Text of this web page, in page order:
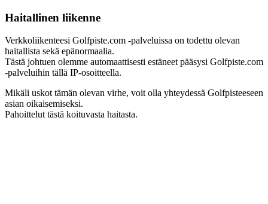
Haitallinen liikenne
Verkkoliikenteesi Golfpiste.com -palveluissa on todettu olevan
haitallista sekä epänormaalia.
Tästä johtuen olemme automaattisesti estäneet pääsysi Golfpiste.com
-palveluihin tällä IP-osoitteella.
Mikäli uskot tämän olevan virhe, voit olla yhteydessä Golfpisteeseen
asian oikaisemiseksi.
Pahoittelut tästä koituvasta haitasta.